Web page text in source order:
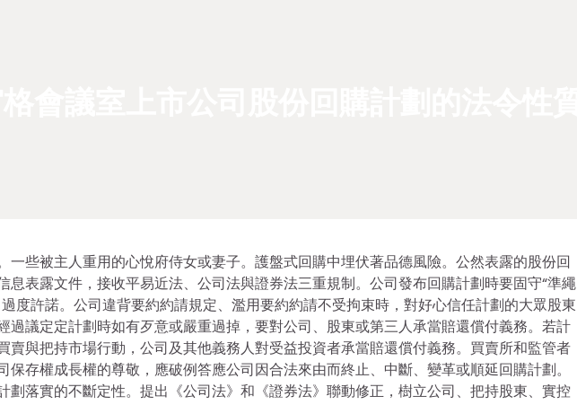
一些被主人重用的心悅府侍女或妻子。護盤式回購中埋伏著品德風險。公然表露的股份回
息表露文件，接收平易近法、公司法與證券法三重規制。公司發布回購計劃時要固守“準繩
度許諾。公司違背要約約請規定、濫用要約約請不受拘束時，對好心信任計劃的大眾股東
過議定定計劃時如有歹意或嚴重過掉，要對公司、股東或第三人承當賠還償付義務。若計
賣與把持市場行動，公司及其他義務人對受益投資者承當賠還償付義務。買賣所和監管者
存權成長權的尊敬，應破例答應公司因合法來由而終止、中斷、變革或順延回購計劃。
劃落實的不斷定性。提出《公司法》和《證券法》聯動修正，樹立公司、把持股東、實控